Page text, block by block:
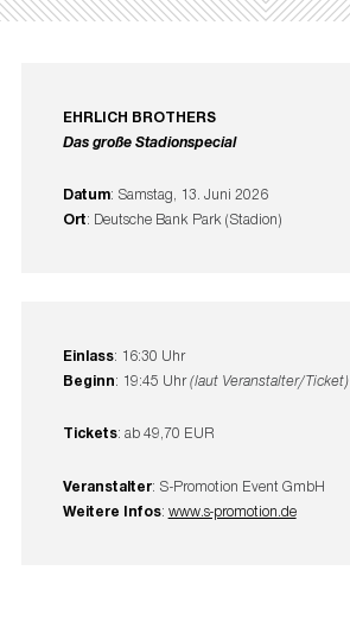
EHRLICH BROTHERS
Das große Stadionspecial
Datum: Samstag, 13. Juni 2026
Ort: Deutsche Bank Park (Stadion)
Einlass: 16:30 Uhr
Beginn: 19:45 Uhr(laut Veranstalter/Ticket)
Tickets: ab 49,70 EUR
Veranstalter: S-Promotion Event GmbH
Weitere Infos: www.s-promotion.de